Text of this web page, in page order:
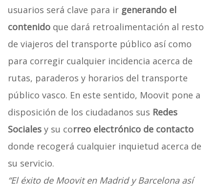
usuarios será clave para irgenerando el
contenido que dará retroalimentación al resto
de viajeros del transporte público así como
para corregir cualquier incidencia acerca de
rutas, paraderos y horarios del transporte
público vasco. En este sentido, Moovit pone a
disposición de los ciudadanos sus Redes
Sociales y su correo electrónico de contacto
donde recogerá cualquier inquietud acerca de
su servicio.
“El éxito de Moovit en Madrid y Barcelona así